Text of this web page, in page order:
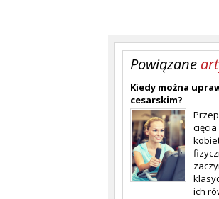
Powiązane
Kiedy można
cesarskim?
ich